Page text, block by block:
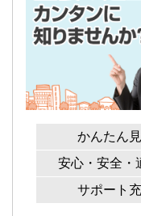
かんたん
安心・安全・
サポート